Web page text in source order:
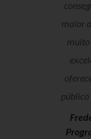
maior
muito